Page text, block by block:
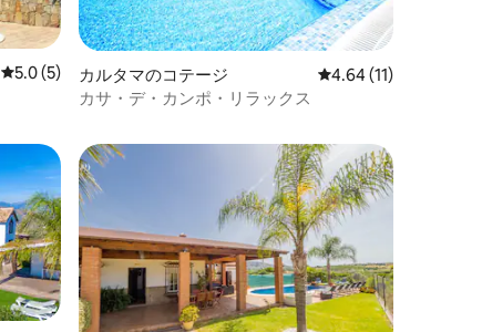
レビュー5件、5つ星中5.0つ星の平均評価
5.0 (5)
カルタマのコテージ レビュー11件、5つ
4.64 (11)
カサ・デ・カンポ・リラックス